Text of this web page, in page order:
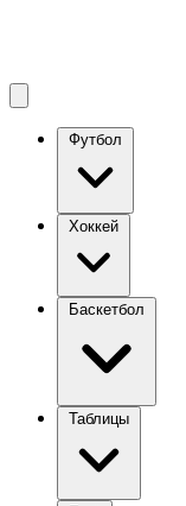
Футбол
Хоккей
Баскетбол
Таблицы